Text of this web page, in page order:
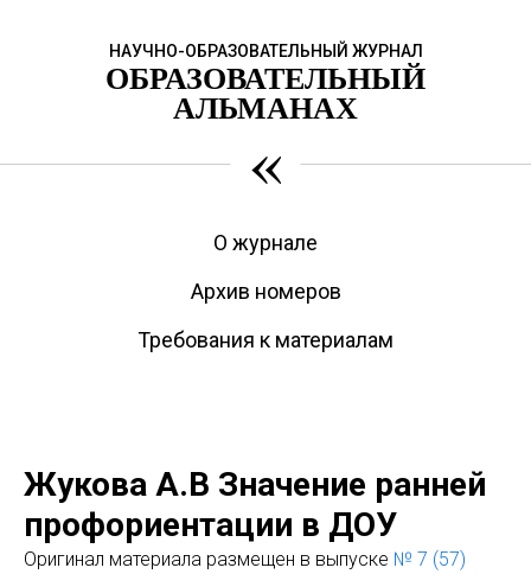
НАУЧНО-ОБРАЗОВАТЕЛЬНЫЙ ЖУРНАЛ
ОБРАЗОВАТЕЛЬНЫЙ
АЛЬМАНАХ
«
О журнале
Архив номеров
Требования к материалам
Жукова А.В Значение ранней
профориентации в ДОУ
Оригинaл материала размещен в выпуске № 7 (57)